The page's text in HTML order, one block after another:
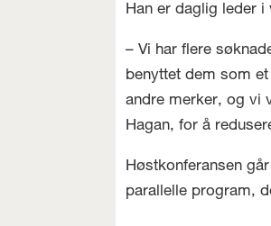
Han er daglig leder
– Vi har flere
benyttet dem som
andre merker, og vi
Hagan, for å
Høstkonferansen
parallelle program,